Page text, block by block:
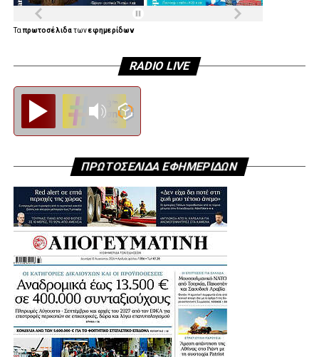
Ταπρωτοσέλιδατωνεφημερίδων
RADIO LIVE
ΠΡΩΤΟΣΕΛΙΔΑ ΕΦΗΜΕΡΙΔΩΝ